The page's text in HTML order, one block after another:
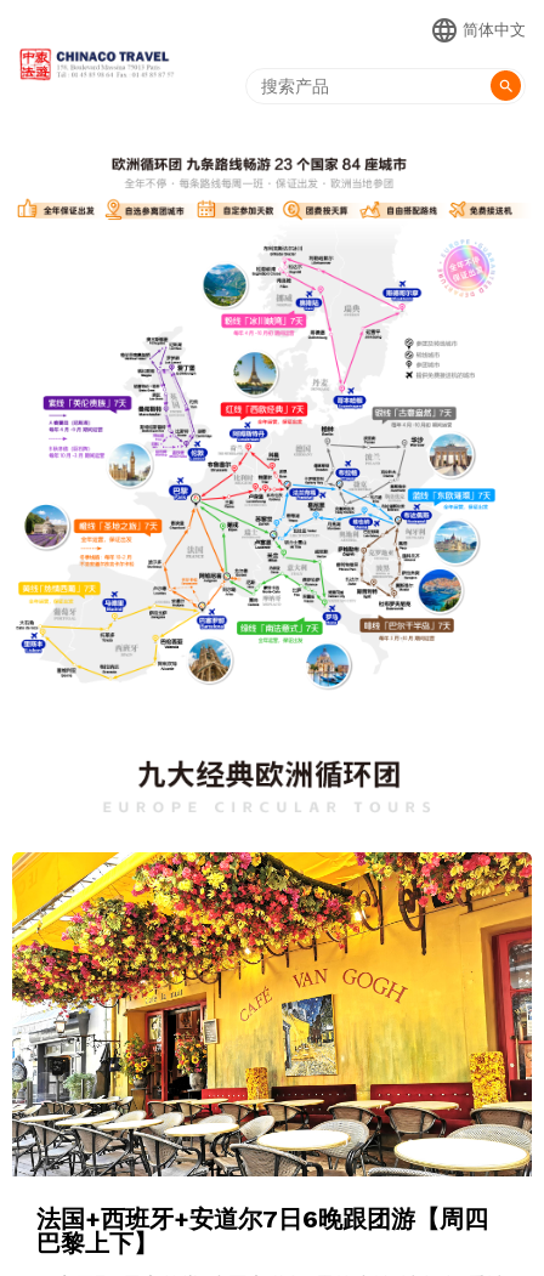
language 简体中文
search
法国+西班牙+安道尔7日6晚跟团游【周四
巴黎上下】